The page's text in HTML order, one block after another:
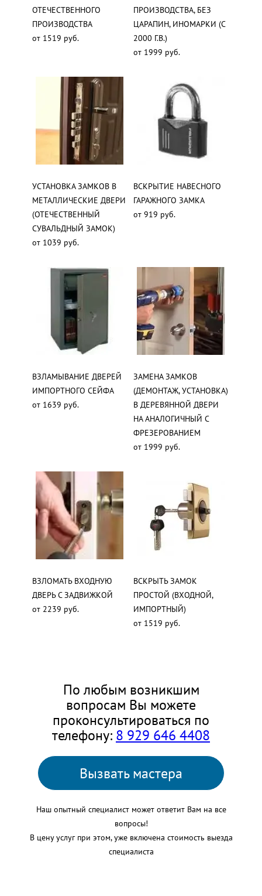
ОТЕЧЕСТВЕННОГО
ПРОИЗВОДСТВА
от 1519 руб.
ПРОИЗВОДСТВА, БЕЗ
ЦАРАПИН, ИНОМАРКИ (С
2000 Г.В.)
от 1999 руб.
УСТАНОВКА ЗАМКОВ В
МЕТАЛЛИЧЕСКИЕ ДВЕРИ
(ОТЕЧЕСТВЕННЫЙ
СУВАЛЬДНЫЙ ЗАМОК)
от 1039 руб.
ВСКРЫТИЕ НАВЕСНОГО
ГАРАЖНОГО ЗАМКА
от 919 руб.
ВЗЛАМЫВАНИЕ ДВЕРЕЙ
ИМПОРТНОГО СЕЙФА
от 1639 руб.
ЗАМЕНА ЗАМКОВ
(ДЕМОНТАЖ, УСТАНОВКА)
В ДЕРЕВЯННОЙ ДВЕРИ
НА АНАЛОГИЧНЫЙ С
ФРЕЗЕРОВАНИЕМ
от 1999 руб.
ВЗЛОМАТЬ ВХОДНУЮ
ДВЕРЬ С ЗАДВИЖКОЙ
от 2239 руб.
ВСКРЫТЬ ЗАМОК
ПРОСТОЙ (ВХОДНОЙ,
ИМПОРТНЫЙ)
от 1519 руб.
По любым возникшим
вопросам Вы можете
проконсультироваться по
телефону: 8 929 646 4408
Вызвать мастера
Наш опытный специалист может ответит Вам на все
вопросы!
В цену услуг при этом, уже включена стоимость выезда
специалиста